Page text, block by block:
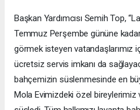
Başkan Yardımcısı Semih Top,
Temmuz Perşembe gününe
görmek isteyen vatandaşlarımız
ücretsiz servis imkanı da
bahçemizin süslenmesinde en
Mola Evimizdeki özel bireylerimiz